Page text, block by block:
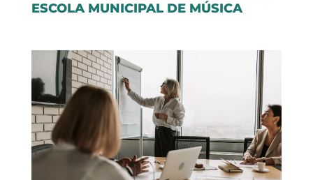
ESCOLA MUNICIPAL DE MÚSICA